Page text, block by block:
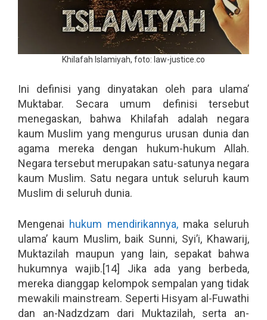
Khilafah Islamiyah, foto: law-justice.co
Ini definisi yang dinyatakan oleh para ulama’
Muktabar. Secara umum definisi tersebut
menegaskan, bahwa Khilafah adalah negara
kaum Muslim yang mengurus urusan dunia dan
agama mereka dengan hukum-hukum Allah.
Negara tersebut merupakan satu-satunya negara
kaum Muslim. Satu negara untuk seluruh kaum
Muslim di seluruh dunia.
Mengenai hukum mendirikannya, maka seluruh
ulama’ kaum Muslim, baik Sunni, Syi’i, Khawarij,
Muktazilah maupun yang lain, sepakat bahwa
hukumnya wajib.[14] Jika ada yang berbeda,
mereka dianggap kelompok sempalan yang tidak
mewakili mainstream. Seperti Hisyam al-Fuwathi
dan an-Nadzdzam dari Muktazilah, serta an-